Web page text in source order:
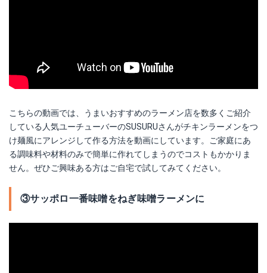
こちらの動画では、うまいおすすめのラーメン店を数多くご紹介
している人気ユーチューバーのSUSURUさんがチキンラーメンをつ
け麺風にアレンジして作る方法を動画にしています。ご家庭にあ
る調味料や材料のみで簡単に作れてしまうのでコストもかかりま
せん。ぜひご興味ある方はご自宅で試してみてください。
③サッポロ一番味噌をねぎ味噌ラーメンに